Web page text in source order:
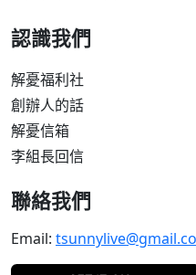
認識我們
解憂福利社
創辦人的話
解憂信箱
李組長回信
聯絡我們
Email: